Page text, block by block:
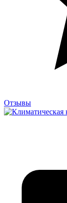
Отзывы